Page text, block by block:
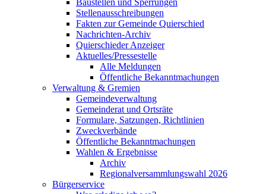
Baustellen und Sperrungen
Stellenausschreibungen
Fakten zur Gemeinde Quierschied
Nachrichten-Archiv
Quierschieder Anzeiger
Aktuelles/Pressestelle
Alle Meldungen
Öffentliche Bekanntmachungen
Verwaltung & Gremien
Gemeindeverwaltung
Gemeinderat und Ortsräte
Formulare, Satzungen, Richtlinien
Zweckverbände
Öffentliche Bekanntmachungen
Wahlen & Ergebnisse
Archiv
Regionalversammlungswahl 2026
Bürgerservice